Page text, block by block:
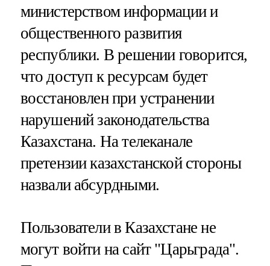
министерством информации и
общественного развития
республики. В решении говорится,
что доступ к ресурсам будет
восстановлен при устранении
нарушений законодательства
Казахстана. На телеканале
претензии казахстанской стороны
назвали абсурдными.
Пользователи в Казахстане не
могут войти на сайт "Царьграда".